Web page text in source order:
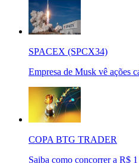
SPACEX (SPCX34)
Empresa de Musk vê ações
COPA BTG TRADER
Saiba como concorrer a R$